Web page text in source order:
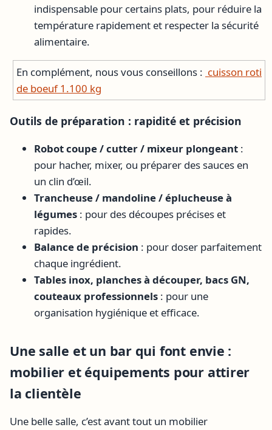
indispensable pour certains plats, pour réduire la
température rapidement et respecter la sécurité
alimentaire.
En complément, nous vous conseillons : cuisson roti
de boeuf 1.100 kg
Outils de préparation : rapidité et précision
Robot coupe / cutter / mixeur plongeant :
pour hacher, mixer, ou préparer des sauces en
un clin d’œil.
Trancheuse / mandoline / éplucheuse à
légumes : pour des découpes précises et
rapides.
Balance de précision : pour doser parfaitement
chaque ingrédient.
Tables inox, planches à découper, bacs GN,
couteaux professionnels : pour une
organisation hygiénique et efficace.
Une salle et un bar qui font envie :
mobilier et équipements pour attirer
la clientèle
Une belle salle, c’est avant tout un mobilier